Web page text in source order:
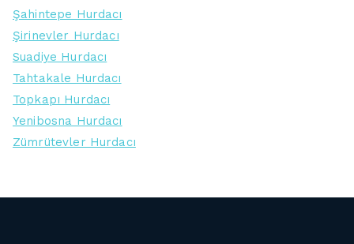
Şahintepe Hurdacı
Şirinevler Hurdacı
Suadiye Hurdacı
Tahtakale Hurdacı
Topkapı Hurdacı
Yenibosna Hurdacı
Zümrütevler Hurdacı